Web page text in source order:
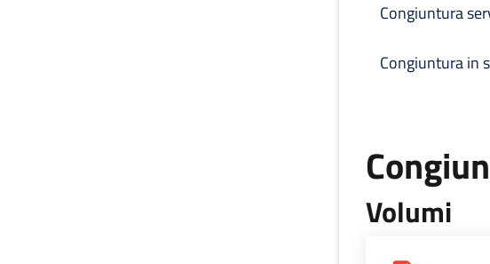
Congiuntura
Congiuntura in
Volumi